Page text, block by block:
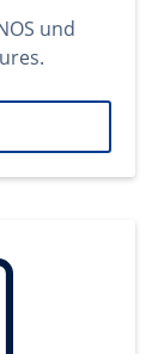
und